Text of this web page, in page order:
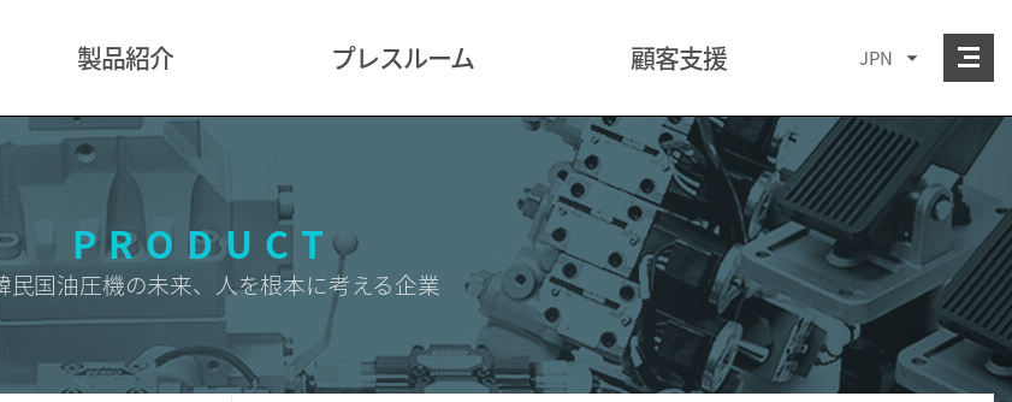
JPN
製品紹介
VALVES
油圧システム(油圧ユニット
+パワーパック)
ACCESSORIES
プレスルーム
広報掲示板
顧客支援
公示事項
Q&A
技術資料
適用事例
採用情報
PRODUCT
民国油圧機の未来、人を根本に考える企業